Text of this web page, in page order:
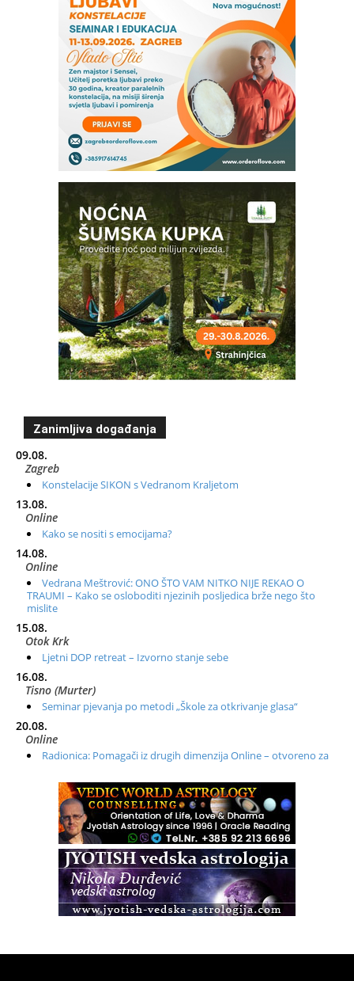
Zanimljiva događanja
09.08.
Zagreb
Konstelacije SIKON s Vedranom Kraljetom
13.08.
Online
Kako se nositi s emocijama?
14.08.
Online
Vedrana Meštrović: ONO ŠTO VAM NITKO NIJE REKAO O
TRAUMI – Kako se osloboditi njezinih posljedica brže nego što
mislite
15.08.
Otok Krk
Ljetni DOP retreat – Izvorno stanje sebe
16.08.
Tisno (Murter)
Seminar pjevanja po metodi „Škole za otkrivanje glasa“
20.08.
Online
Radionica: Pomagači iz drugih dimenzija Online – otvoreno za
Zagreb+Online
Osnovni ThetaHealing® tečaj, Zagreb i Online
Zagreb
Osnovna radionica za izscjeljivanje pranom (Basic Pranic
Healing course)
Access BARS®, otpusti stres